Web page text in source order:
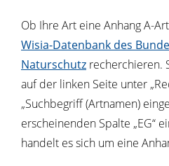
Ob Ihre Art eine Anhang A-
Wisia-Datenbank des
Naturschutz recherchieren.
auf der linken Seite unter
„Suchbegriff (Artnamen)
erscheinenden Spalte „EG“
handelt es sich um eine